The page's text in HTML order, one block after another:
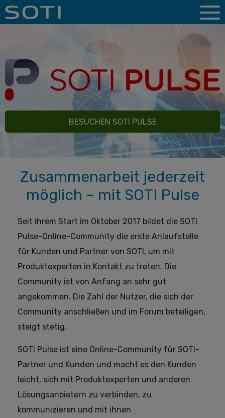
BESUCHEN SOTI PULSE
Zusammenarbeit jederzeit
möglich – mit SOTI Pulse
Seit ihrem Start im Oktober 2017 bildet die SOTI
Pulse-Online-Community die erste Anlaufstelle
für Kunden und Partner von SOTI, um mit
Produktexperten in Kontakt zu treten. Die
Community ist von Anfang an sehr gut
angekommen. Die Zahl der Nutzer, die sich der
Community anschließen und im Forum beteiligen,
steigt stetig.
SOTI Pulse ist eine Online-Community für SOTI-
Partner und Kunden und macht es den Kunden
leicht, sich mit Produktexperten und anderen
Lösungsanbietern zu verbinden, zu
kommunizieren und mit ihnen